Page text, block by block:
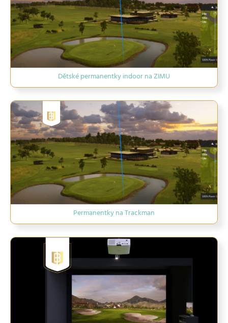
Dětské permanentky indoor na ZIMU
Permanentky na Trackman